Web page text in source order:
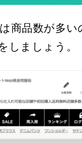
商品数が多
しましょう。